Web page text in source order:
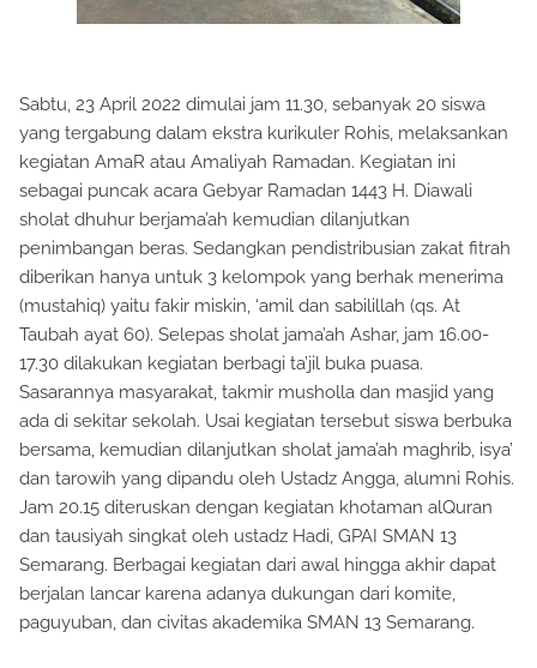
Sabtu, 23 April 2022 dimulai jam 11.30, sebanyak 20 siswa
yang tergabung dalam ekstra kurikuler Rohis, melaksankan
kegiatan AmaR atau Amaliyah Ramadan. Kegiatan ini
sebagai puncak acara Gebyar Ramadan 1443 H. Diawali
sholat dhuhur berjama’ah kemudian dilanjutkan
penimbangan beras. Sedangkan pendistribusian zakat fitrah
diberikan hanya untuk 3 kelompok yang berhak menerima
(mustahiq) yaitu fakir miskin, ‘amil dan sabilillah (qs. At
Taubah ayat 60). Selepas sholat jama’ah Ashar, jam 16.00-
17.30 dilakukan kegiatan berbagi ta’jil buka puasa.
Sasarannya masyarakat, takmir musholla dan masjid yang
ada di sekitar sekolah. Usai kegiatan tersebut siswa berbuka
bersama, kemudian dilanjutkan sholat jama’ah maghrib, isya’
dan tarowih yang dipandu oleh Ustadz Angga, alumni Rohis.
Jam 20.15 diteruskan dengan kegiatan khotaman alQuran
dan tausiyah singkat oleh ustadz Hadi, GPAI SMAN 13
Semarang. Berbagai kegiatan dari awal hingga akhir dapat
berjalan lancar karena adanya dukungan dari komite,
paguyuban, dan civitas akademika SMAN 13 Semarang.